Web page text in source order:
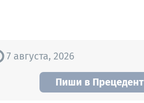
7 августа, 2026
Пиши в Прецедент